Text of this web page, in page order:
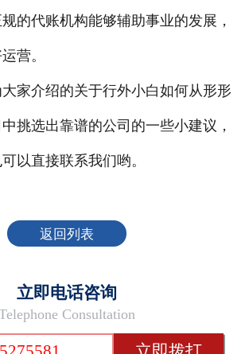
的代账机构能够辅助事业的发展，
营。
家介绍的关于行外小白如何从形形
挑选出靠谱的公司的一些小建议，
以直接联系我们哟。
返回列表
立即电话咨询
Consultation